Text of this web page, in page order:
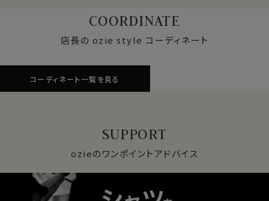
COORDINATE
店長の ozie style コーディネート
コーディネート一覧を見る
SUPPORT
ozieのワンポイントアドバイス